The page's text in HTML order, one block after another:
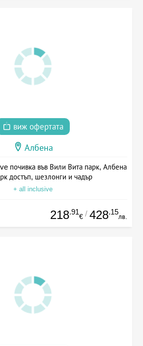
виж офертата
Албена
почивка във Вили Вита парк, Албена
достъп, шезлонги и чадър
+ all inclusive
218.91
€ / 428.15
лв.